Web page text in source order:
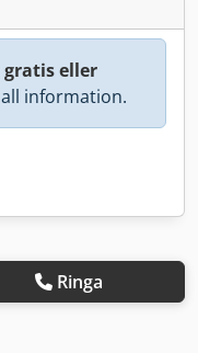
gratis eller
information.
Ringa